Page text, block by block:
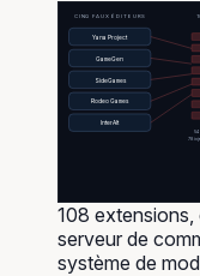
CINQ FAUX ÉDITEURS
Yana Project
GameGen
SideGames
Rodeo Games
InterAlt
54
78
108 extensions,
serveur de
système de